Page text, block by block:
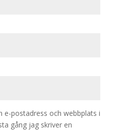
e-postadress och webbplats i
gång jag skriver en